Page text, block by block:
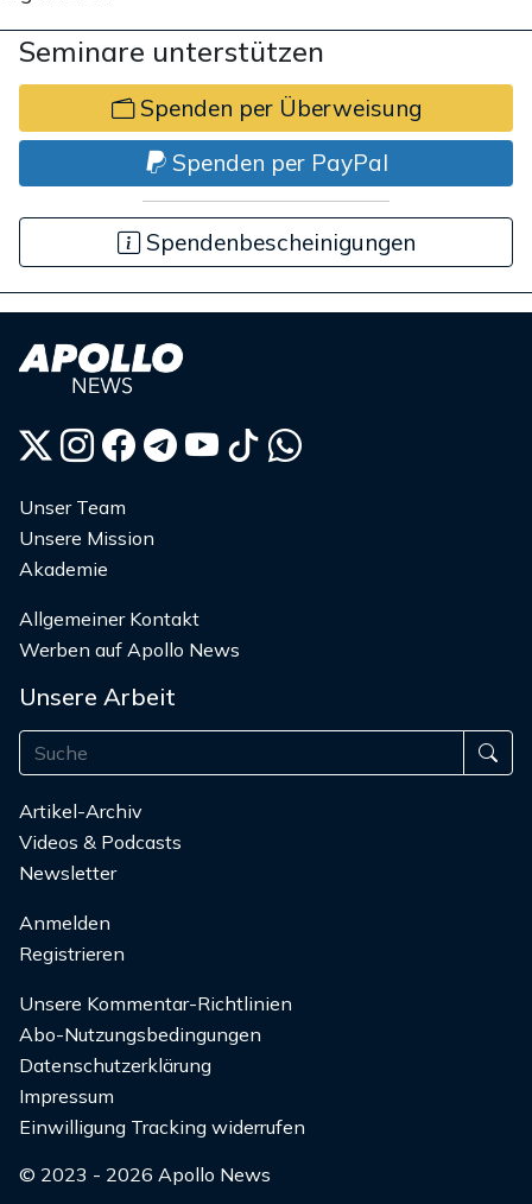
Seminare unterstützen
Spenden per Überweisung
Spenden per PayPal
Spendenbescheinigungen
Unser Team
Unsere Mission
Akademie
Allgemeiner Kontakt
Werben auf Apollo News
Unsere Arbeit
Artikel-Archiv
Videos & Podcasts
Newsletter
Anmelden
Registrieren
Unsere Kommentar-Richtlinien
Abo-Nutzungsbedingungen
Datenschutzerklärung
Impressum
Einwilligung Tracking widerrufen
© 2023 - 2026 Apollo News